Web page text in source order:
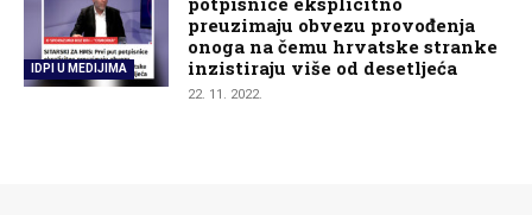
IDPI U MEDIJIMA
preuzimaju obvezu provođenja
onoga na čemu hrvatske stranke
inzistiraju više od desetljeća
22. 11. 2022.